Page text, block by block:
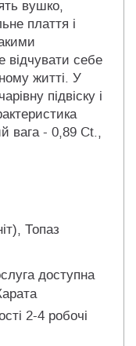
вушко,
плаття і
відчувати себе
житті. У
підвіску і
вага - 0,89 Ct.,
Топаз
доступна
2-4 робочі